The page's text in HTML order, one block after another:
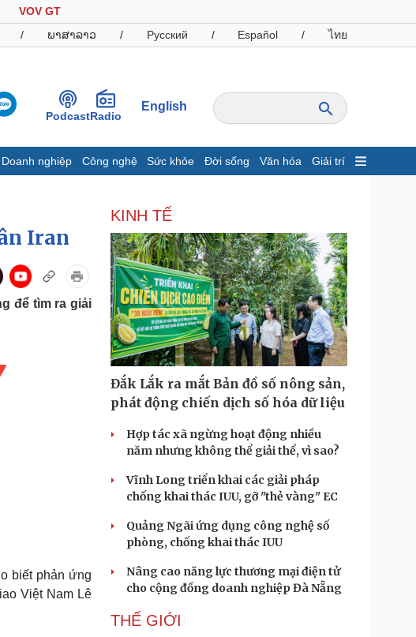
VOV GT
/ ພາສາລາວ / Русский / Español / ไทย
PodcastRadio
English
Doanh nghiệp Công nghệ Sức khỏe Đời sống Văn hóa Giải trí
Bất động sản
Khởi nghiệp
Tiêu dùng
Tỷ giá
Chứng khoán
Giá cà phê
Doanh nghiệp
Thông tin doanh nghiệp
Doanh nghiệp 24h
Doanh nhân
Vì cộng đồng
Công nghệ
Sành điệu
Tin Công nghệ
Trải nghiệm
Chuyển đổi số
Podcast
Câu chuyện thời sự
Đọc truyện đêm khuya
Cửa sổ tình yêu
Hạt giống tâm hồn
Iran
để tìm ra giải
biết phản ứng
Việt Nam Lê
KINH TẾ
Đắk Lắk ra mắt Bản đồ số nông sản,
phát động chiến dịch số hóa dữ liệu
Hợp tác xã ngừng hoạt động nhiều
năm nhưng không thể giải thể, vì sao?
Vĩnh Long triển khai các giải pháp
chống khai thác IUU, gỡ "thẻ vàng" EC
Quảng Ngãi ứng dụng công nghệ số
phòng, chống khai thác IUU
Nâng cao năng lực thương mại điện tử
cho cộng đồng doanh nghiệp Đà Nẵng
THẾ GIỚI